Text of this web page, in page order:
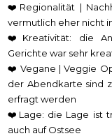
❤️Regionalität |
vermutlich eher nicht
❤️Kreativität: die
Gerichte war sehr
❤️ Vegane | Veggie
der Abendkarte sind
erfragt werden
❤️Lage: die Lage ist
auch auf Ostsee